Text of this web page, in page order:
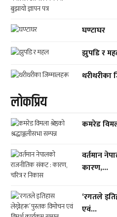
घण्टाघर
झुपडि र
थरीथरीका
लाेकप्रिय
कमरेड
वर्तमान
कारण,...
‘रगतले
एवं...